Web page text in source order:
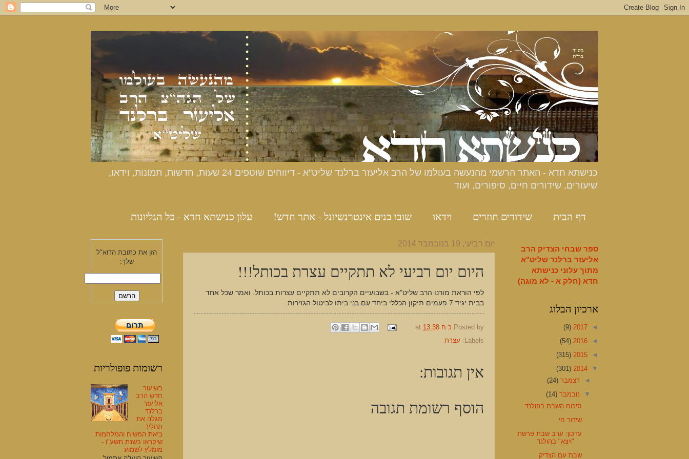
כנישתא חדא - האתר הרשמי מהנעשה בעולמו של הרב אליעזר ברלנד שליט"א - דיווחים שוטפים 24 שעות, חדשות, תמונות, וידאו,
שיעורים, שידורים חיים, סיפורים, ועוד
דף הבית שידורים חוזרים וידאו שובו בנים אינטרנשיונל - אתר חדש!
עלון כנישתא חדא - כל הגליונות
יום רביעי, 19 בנובמבר 2014
היום יום רביעי לא תתקיים עצרת בכותל!!!
לפי הוראת מורנו הרב שליט"א - בשבועיים הקרובים לא תתקיים עצרות בכותל. ואמר שכל אחד
בבית יגיד 7 פעמים תיקון הכללי ביחד עם בני ביתו לביטול הגזירות.
Posted by כ ח at 13:38
Labels:
עצרת
אין תגובות:
הוסף רשומת תגובה
הזן את כתובת הדוא"ל
שלך:
רשומות פופולריות
בשיעור
חדש הרב
אליעזר
ברלנד
מגלה את
תהליך
ביאת המשיח והמלחמות
שיקראו בשנת תשע"ו -
מומלץ לשמוע
ספר שבחי הצדיק הרב
אליעזר ברלנד שליט"א
מתוך עלוני כנישתא
חדא (חלק א - לא מוגה)
ארכיון הבלוג
◄
2017
(9)
◄
2016
(54)
◄
2015
(315)
▼
2014
(301)
◄דצמבר(24)
▼ נובמבר(14)
סיכום השבת בהולנד
שידור חי
עדכון: ערב שבת פרשת
"ויצא" בהולנד
שבת עם הצדיק